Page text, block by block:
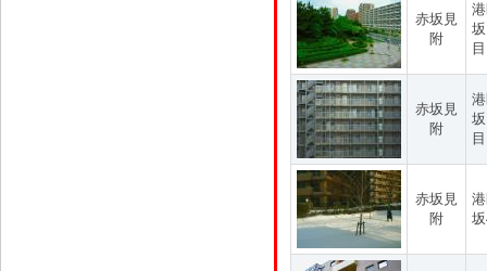
赤坂見
附
目
赤坂見
附
目
赤坂見
附